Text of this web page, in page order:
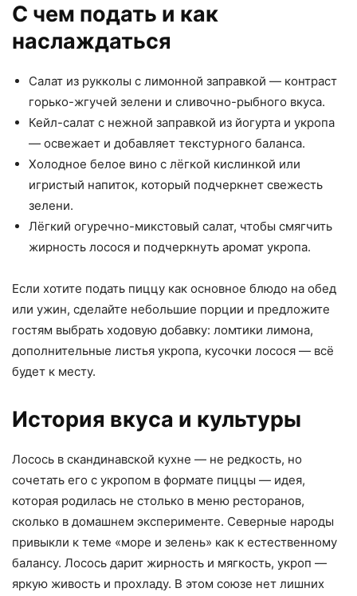
С чем подать и как
наслаждаться
Салат из рукколы с лимонной заправкой — контраст
горько-жгучей зелени и сливочно-рыбного вкуса.
Кейл-салат с нежной заправкой из йогурта и укропа
— освежает и добавляет текстурного баланса.
Холодное белое вино с лёгкой кислинкой или
игристый напиток, который подчеркнет свежесть
зелени.
Лёгкий огуречно-микстовый салат, чтобы смягчить
жирность лосося и подчеркнуть аромат укропа.
Если хотите подать пиццу как основное блюдо на обед
или ужин, сделайте небольшие порции и предложите
гостям выбрать ходовую добавку: ломтики лимона,
дополнительные листья укропа, кусочки лосося — всё
будет к месту.
История вкуса и культуры
Лосось в скандинавской кухне — не редкость, но
сочетать его с укропом в формате пиццы — идея,
которая родилась не столько в меню ресторанов,
сколько в домашнем эксперименте. Северные народы
привыкли к теме «море и зелень» как к естественному
балансу. Лосось дарит жирность и мягкость, укроп —
яркую живость и прохладу. В этом союзе нет лишних